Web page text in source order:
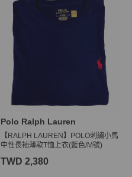
Polo Ralph Lauren
【RALPH LAUREN】POLO刺繡小馬
中性長袖薄款T恤上衣(藍色/M號)
TWD 2,380